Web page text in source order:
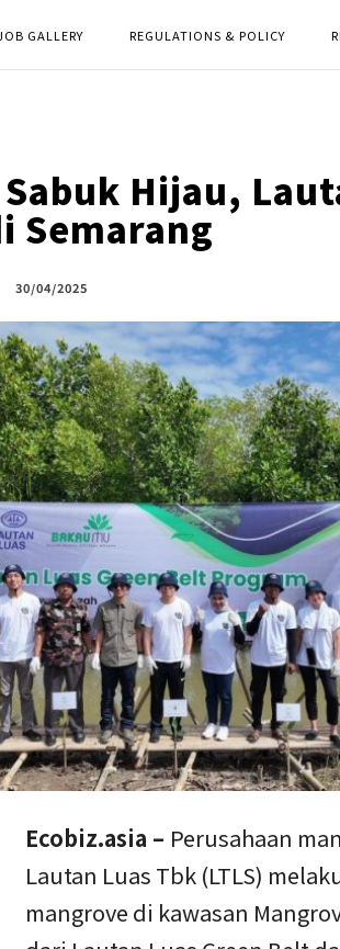
GALLERY REGULATIONS & POLICY
Hijau,
Semarang
30/04/2025
Ecobiz.asia – Perusahaan
Lautan Luas Tbk (LTLS)
mangrove di kawasan